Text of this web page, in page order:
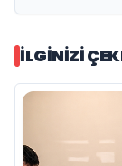
İLGINIZI